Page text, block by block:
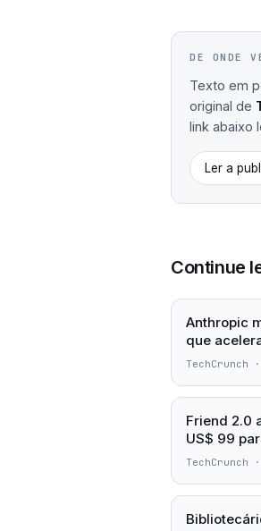
DE ONDE
Texto em
original de
link abaixo
Ler a
Continue
Anthropic
que
TechCrunch ·
Friend 2.0
US$ 99
TechCrunch ·